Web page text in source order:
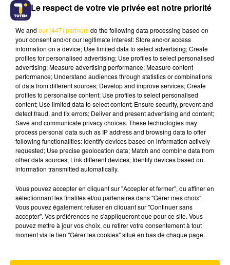
Lecture (1 min 22 sec)
6 mai 2025 - 1 min 22 sec
L'INFO POSITIVE DU 06/05/25
C'est le rendez-vous des bonnes nouvelles. Un
rendez-vous résolument positif pour faire le
plein de bonnes ondes.
Give Me Something
AVEYRON NORD
Le respect de votre vie privée est notre priorité
We and our (447) partnersdo the following data processing based on
your consent and/or our legitimate interest: Store and/or access
information on a device; Use limited data to select advertising; Create
profiles for personalised advertising; Use profiles to select personalised
advertising; Measure advertising performance; Measure content
performance; Understand audiences through statistics or combinations
of data from different sources; Develop and improve services; Create
profiles to personalise content; Use profiles to select personalised
content; Use limited data to select content; Ensure security, prevent and
detect fraud, and fix errors; Deliver and present advertising and content;
Save and communicate privacy choices. These technologies may
process personal data such as IP address and browsing data to offer
following functionalities: Identify devices based on information actively
requested; Use precise geolocation data; Match and combine data from
other data sources; Link different devices; Identify devices based on
information transmitted automatically.
Vous pouvez accepter en cliquant sur "Accepter et fermer", ou affiner en
sélectionnant les finalités et/ou partenaires dans "Gérer mes choix".
Vous pouvez également refuser en cliquant sur "Continuer sans
accepter". Vos préférences ne s'appliqueront que pour ce site. Vous
pouvez mettre à jour vos choix, ou retirer votre consentement à tout
moment via le lien "Gérer les cookies" situé en bas de chaque page.